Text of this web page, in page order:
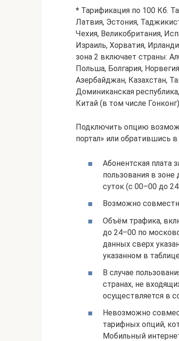
* Тарификация по 100 Кб.
Латвия, Эстония,
Чехия, Великобритания,
Израиль, Хорватия,
зона 2 включает страны:
Польша, Болгария,
Азербайджан, Казахстан,
Доминиканская
Китай (в том числе
Подключить опцию
портал» или обратившись
Абонентская плата
пользования в
суток (с 00–00 до
Возможно
Объём трафика,
до 24–00 по
данных сверх
указанном в
В случае
странах, не
осуществляется в
Невозможно
тарифных опций,
Мобильный